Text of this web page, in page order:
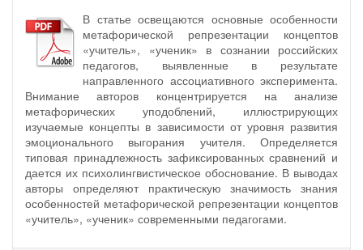
В статье освещаются основные особенности
метафорической репрезентации концептов
«учитель», «ученик» в сознании российских
педагогов, выявленные в результате
направленного ассоциативного эксперимента.
Внимание авторов концентрируется на анализе
метафорических уподоблений, иллюстрирующих
изучаемые концепты в зависимости от уровня развития
эмоционального выгорания учителя. Определяется
типовая принадлежность зафиксированных сравнений и
дается их психолингвистическое обоснование. В выводах
авторы определяют практическую значимость знания
особенностей метафорической репрезентации концептов
«учитель», «ученик» современными педагогами.